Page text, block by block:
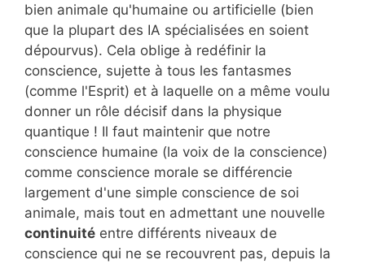
bien animale qu'humaine ou artificielle (bien
que la plupart des IA spécialisées en soient
dépourvus). Cela oblige à redéfinir la
conscience, sujette à tous les fantasmes
(comme l'Esprit) et à laquelle on a même voulu
donner un rôle décisif dans la physique
quantique ! Il faut maintenir que notre
conscience humaine (la voix de la conscience)
comme conscience morale se différencie
largement d'une simple conscience de soi
animale, mais tout en admettant une nouvelle
continuité entre différents niveaux de
conscience qui ne se recouvrent pas, depuis la